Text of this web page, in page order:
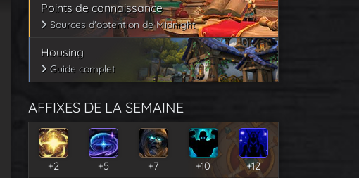
Points de connaissance
Sources d'obtention de Midnight
Housing
Guide complet
AFFIXES DE LA SEMAINE
+2 +5 +7 +10 +12